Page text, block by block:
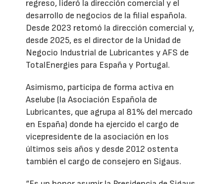
regreso, lideró la dirección comercial y el
desarrollo de negocios de la filial española.
Desde 2023 retomó la dirección comercial y,
desde 2025, es el director de la Unidad de
Negocio Industrial de Lubricantes y AFS de
TotalEnergies para España y Portugal.
Asimismo, participa de forma activa en
Aselube (la Asociación Española de
Lubricantes, que agrupa al 81% del mercado
en España) donde ha ejercido el cargo de
vicepresidente de la asociación en los
últimos seis años y desde 2012 ostenta
también el cargo de consejero en Sigaus.